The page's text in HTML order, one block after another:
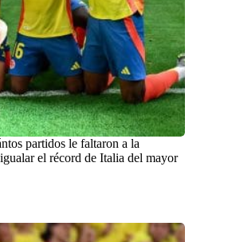
partidos le faltaron a la
el récord de Italia del mayor